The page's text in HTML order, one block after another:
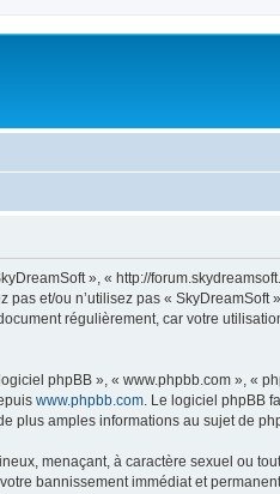
», « http://
et/ou n’utilisez pas «
régulièrement, car votre
phpBB », « www.phpbb.com », «
www.phpbb.com . Le logiciel phpBB
plus amples informations au sujet de
menaçant, à caractère sexuel ou
bannissement immédiat et